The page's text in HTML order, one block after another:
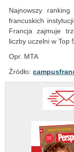
Najnowszy ranking
francuskich
Francja zajmuje
liczby uczelni w Top
Opr. MTA
Źródło: